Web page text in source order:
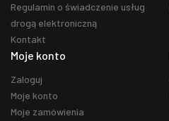
Regulamin o świadczenie usług
drogą elektroniczną
Kontakt
Moje konto
Zaloguj
Moje konto
Moje zamówienia